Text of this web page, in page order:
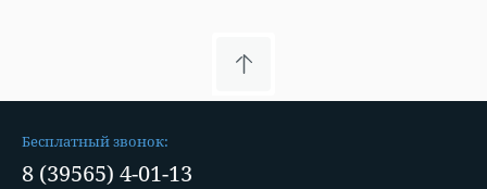
Бесплатный звонок:
8 (39565) 4-01-13